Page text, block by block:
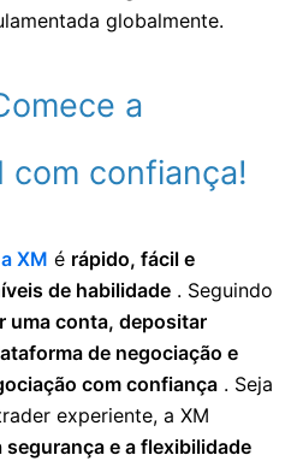
globalmente.
a
com confiança!
XM é rápido, fácil e
de habilidade . Seguindo
uma conta, depositar
de negociação e
com confiança . Seja
experiente, a XM
segurança e a flexibilidade